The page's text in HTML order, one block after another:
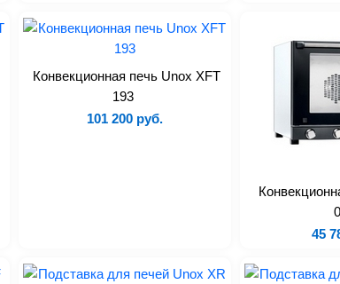
Конвекционная печь Unox XFT
193
101 200 руб.
45